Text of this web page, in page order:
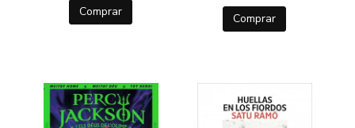
Comprar Comprar